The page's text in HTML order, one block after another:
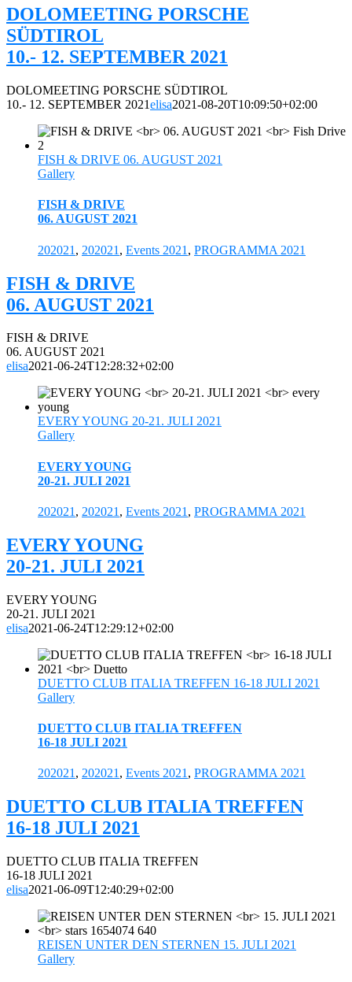
DOLOMEETING PORSCHE
SÜDTIROL
10.- 12. SEPTEMBER 2021
DOLOMEETING PORSCHE SÜDTIROL
10.- 12. SEPTEMBER 2021elisa2021-08-20T10:09:50+02:00
FISH & DRIVE 06. AUGUST 2021
Gallery
FISH & DRIVE
06. AUGUST 2021
202021 , 202021 , Events 2021 , PROGRAMMA 2021
FISH & DRIVE
06. AUGUST 2021
FISH & DRIVE
06. AUGUST 2021
elisa2021-06-24T12:28:32+02:00
EVERY YOUNG 20-21. JULI 2021
Gallery
EVERY YOUNG
20-21. JULI 2021
202021 , 202021 , Events 2021 , PROGRAMMA 2021
EVERY YOUNG
20-21. JULI 2021
EVERY YOUNG
20-21. JULI 2021
elisa2021-06-24T12:29:12+02:00
DUETTO CLUB ITALIA TREFFEN 16-18 JULI 2021
Gallery
DUETTO CLUB ITALIA TREFFEN
16-18 JULI 2021
202021 , 202021 , Events 2021 , PROGRAMMA 2021
DUETTO CLUB ITALIA TREFFEN
16-18 JULI 2021
DUETTO CLUB ITALIA TREFFEN
16-18 JULI 2021
elisa2021-06-09T12:40:29+02:00
REISEN UNTER DEN STERNEN 15. JULI 2021
Gallery